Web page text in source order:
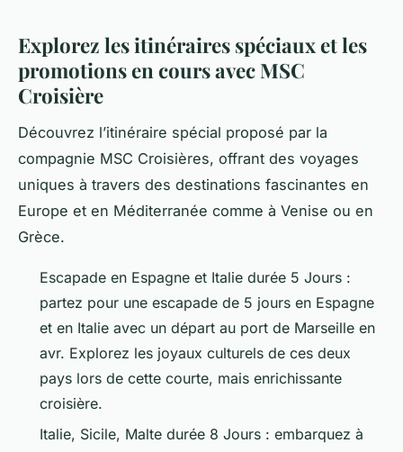
Explorez les itinéraires spéciaux et les
promotions en cours avec MSC
Croisière
Découvrez l’itinéraire spécial proposé par la
compagnie MSC Croisières, offrant des voyages
uniques à travers des destinations fascinantes en
Europe et en Méditerranée comme à Venise ou en
Grèce.
Escapade en Espagne et Italie durée 5 Jours :
partez pour une escapade de 5 jours en Espagne
et en Italie avec un départ au port de Marseille en
avr. Explorez les joyaux culturels de ces deux
pays lors de cette courte, mais enrichissante
croisière.
Italie, Sicile, Malte durée 8 Jours : embarquez à